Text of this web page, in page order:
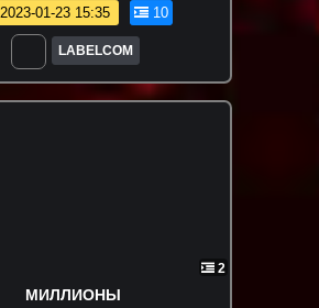
2023-01-23 15:35 10
LABELCOM
2
МИЛЛИОНЫ